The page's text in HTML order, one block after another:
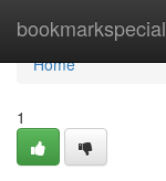
bookmarkspecial
Home
Home
1